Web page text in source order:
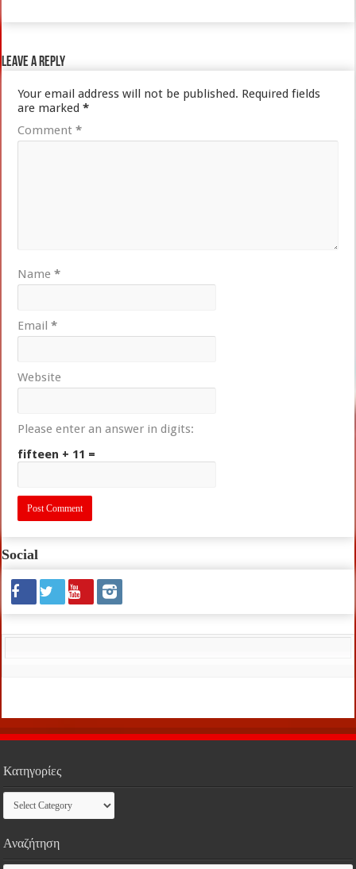
Leave a Reply
Your email address will not be published. Required fields
are marked*
Comment*
Name*
Email*
Website
Please enter an answer in digits:
fifteen + 11 =
Social
Κατηγορίες
Κατηγορίες
Αναζήτηση